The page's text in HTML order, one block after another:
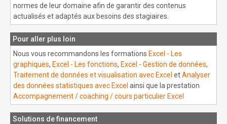
normes de leur domaine afin de garantir des contenus
actualisés et adaptés aux besoins des stagiaires.
Pour aller plus loin
Nous vous recommandons les formations Excel - Les
graphiques, Excel - Les fonctions, Excel - Gestion de données,
Traitement de données et visualisation avec Excel etAnalyser
des données statistiques avec Excel ainsi que la prestation
Accompagnement / coaching / cours particulier Excel
Solutions de financement